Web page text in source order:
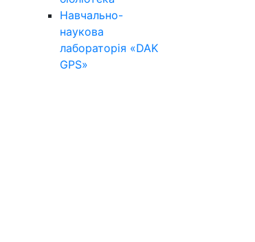
Навчально-
наукова
лабораторія «DAK
GPS»